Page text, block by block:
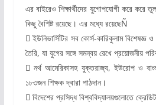
এর বাইরেও শিক্ষার্থীদের যুগোপযোগী করে করে
কিছু বৈশিষ্ট রয়েছে। এর মধ্যে রয়েছেÑ
 ইউনিভার্সিটির সব কোর্স-কারিকুলাম বিশেষজ্ঞ ও
তৈরি, যা যুগের সঙ্গে সমন্বয় রেখে প্রয়োজনীয়
 নর্থ আমেরিকাসহ যুক্তরাজ্য, ইউরোপ ও
১৮৩জন শিক্ষক দ্বারা পাঠদান।
 বিদেশের প্রসিদ্ধ বিশ্ববিদ্যালয়গুলোতে ক্রেডিট